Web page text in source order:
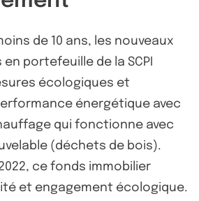
de 10 ans, les nouveaux
portefeuille de la SCPI
écologiques et
énergétique avec
qui fonctionne avec
(déchets de bois).
ce fonds immobilier
et engagement écologique.